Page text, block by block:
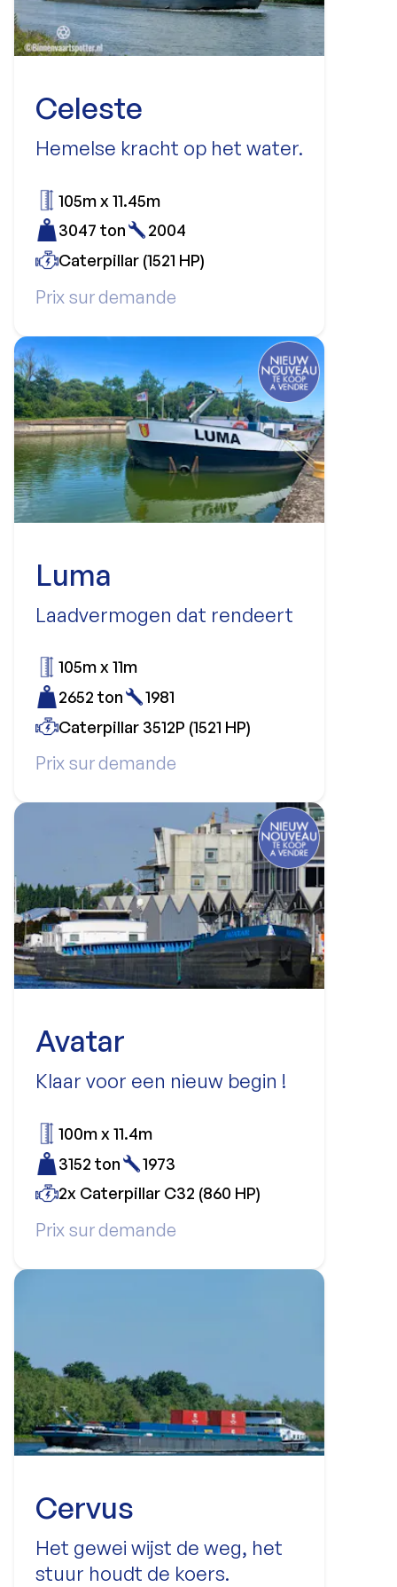
Celeste
Hemelse kracht op het water.
Prix sur demande
105m x 11.45m
3047 ton
2004
Caterpillar (1521 HP)
Luma
Laadvermogen dat rendeert
Prix sur demande
105m x 11m
2652 ton
1981
Caterpillar 3512P (1521 HP)
Avatar
Klaar voor een nieuw begin !
Prix sur demande
100m x 11.4m
3152 ton
1973
2x Caterpillar C32 (860 HP)
Cervus
Het gewei wijst de weg, het
stuur houdt de koers.